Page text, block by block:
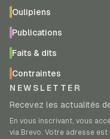
Oulipiens
Publications
Faits & dits
Contraintes
NEWSLETTER
Recevez les actualités de
En vous inscrivant, vous
via Brevo. Votre adresse